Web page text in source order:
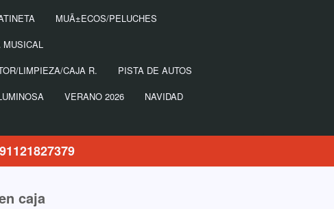
MUÃ±ECOS/PELUCHES
MUSICAL
LIMPIEZA/CAJA R.
PISTA DE AUTOS
VERANO 2026
NAVIDAD
caja